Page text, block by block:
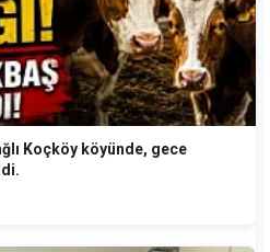
Koçköy köyünde, gece